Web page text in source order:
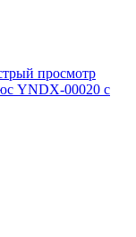
просмотр
YNDX-00020 с